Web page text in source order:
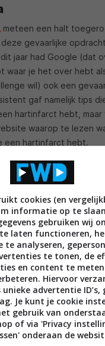
meteen een halt
gevaarlijke
jaar had Google (dat
waar je het over hebt
wil) ook een
gaf namelijk tips
hartinfarct hebt, maar
waarop te lezen
een hartinfarct hebt.
om als het om
Gelukkig geven
wel aan waar ze
soms informatie over
je bijvoorbeeld de
wil plegen, dan krijg
terecht kan voor
met zwaarmoedige
komt het dan niet
het telefoonnummer
als je zegt dat je
Google Assistentdat
cookies (en
informatie op te
gebruiken wij
laten functioneren,
te analyseren,
te tonen, de
en content te
Hiervoor
unieke advertentie
Je kunt je cookie
gebruik van
of via 'Privacy
onderaan de